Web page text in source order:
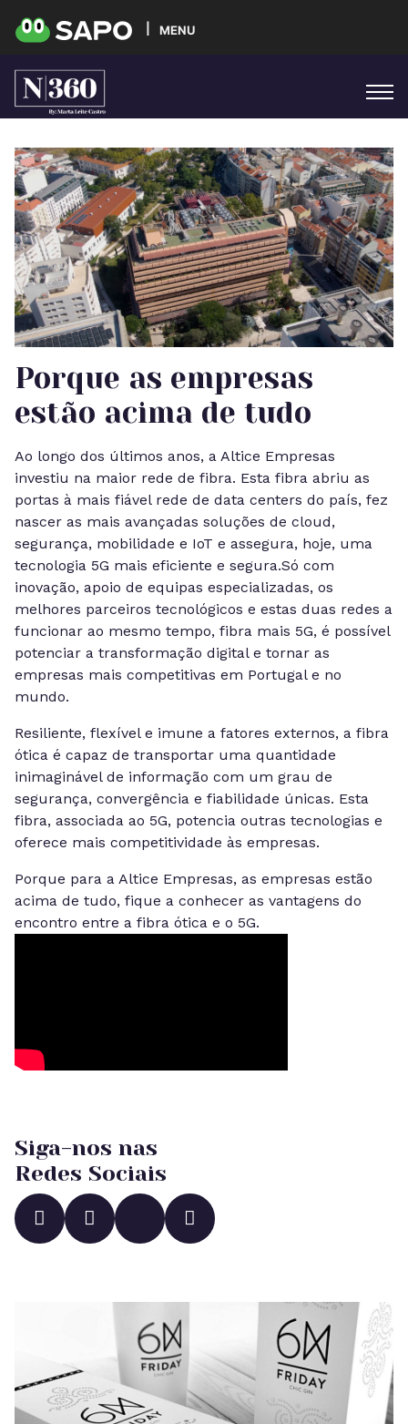
MENU
Porque as empresas
estão acima de tudo
Ao longo dos últimos anos, a Altice Empresas
investiu na maior rede de fibra. Esta fibra abriu as
portas à mais fiável rede de data centers do país, fez
nascer as mais avançadas soluções de cloud,
segurança, mobilidade e IoT e assegura, hoje, uma
tecnologia 5G mais eficiente e segura.Só com
inovação, apoio de equipas especializadas, os
melhores parceiros tecnológicos e estas duas redes a
funcionar ao mesmo tempo, fibra mais 5G, é possível
potenciar a transformação digital e tornar as
empresas mais competitivas em Portugal e no
mundo.
Resiliente, flexível e imune a fatores externos, a fibra
ótica é capaz de transportar uma quantidade
inimaginável de informação com um grau de
segurança, convergência e fiabilidade únicas. Esta
fibra, associada ao 5G, potencia outras tecnologias e
oferece mais competitividade às empresas.
Porque para a Altice Empresas, as empresas estão
acima de tudo, fique a conhecer as vantagens do
encontro entre a fibra ótica e o 5G.
Siga-nos nas
Redes Sociais